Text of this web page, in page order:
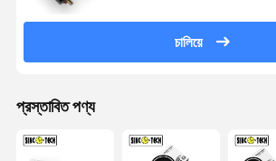
চালিয়ে
প্রস্তাবিত পণ্য